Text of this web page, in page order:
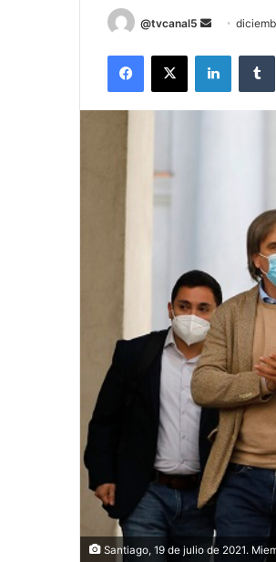
@tvcanal5
Send
email
Facebook
X LinkedIn
Santiago, 19 de julio de 2021.